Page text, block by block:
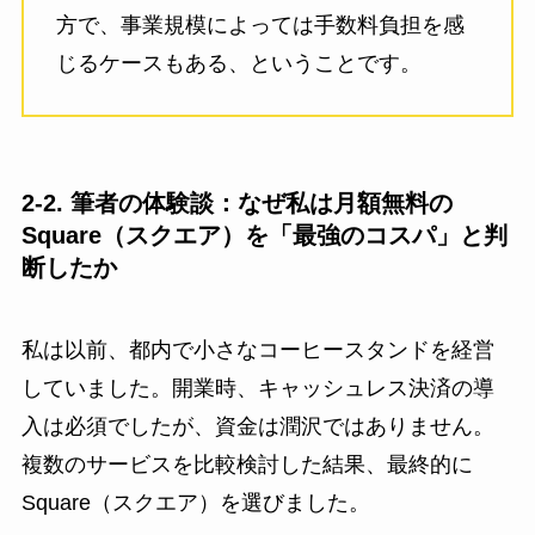
方で、事業規模によっては手数料負担を感
じるケースもある、ということです。
2-2. 筆者の体験談：なぜ私は月額無料の
Square（スクエア）を「最強のコスパ」と判
断したか
私は以前、都内で小さなコーヒースタンドを経営
していました。開業時、キャッシュレス決済の導
入は必須でしたが、資金は潤沢ではありません。
複数のサービスを比較検討した結果、最終的に
Square（スクエア）を選びました。